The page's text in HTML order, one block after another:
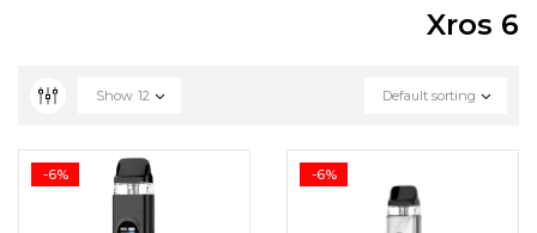
Xros 6
Default sorting
Show 12
-6% -6%